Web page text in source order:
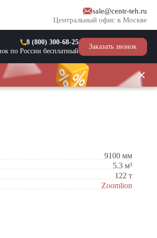
sale@centr-teh.ru
Центральный офис в Москве
8 (800) 300-68-25
по России бесплатный
Заказать звонок
9100 мм
5.3 м³
122 т
Zoomlion